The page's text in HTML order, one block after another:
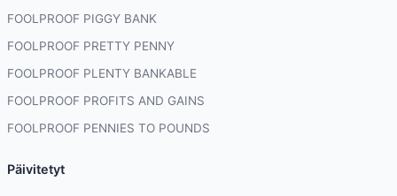
FOOLPROOF PIGGY BANK
FOOLPROOF PRETTY PENNY
FOOLPROOF PLENTY BANKABLE
FOOLPROOF PROFITS AND GAINS
FOOLPROOF PENNIES TO POUNDS
Päivitetyt